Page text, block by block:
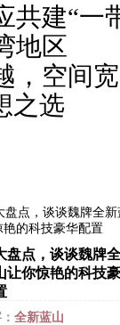
共建“一
地区
，空间
之选
盘点，谈谈魏牌全
让你惊艳的科技
全新蓝山